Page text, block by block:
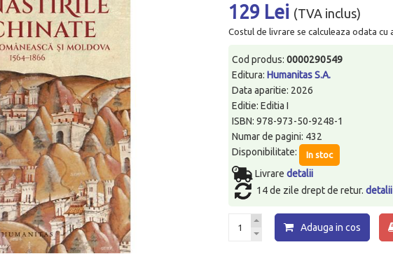
129 Lei (TVA inclus)
Costul de livrare se calculeaza odata
Cod produs:0000290549
Editura: Humanitas S.A.
Data aparitie: 2026
Editie: Editia I
ISBN: 978-973-50-9248-1
Numar de pagini: 432
Disponibilitate:
In stoc
Livraredetalii
14 de zile drept de retur.detalii
Adauga in cos